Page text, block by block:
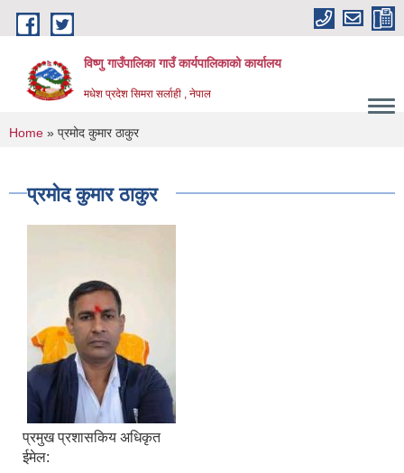
Skip to main content
विष्णु गाउँपालिका गाउँ कार्यपालिकाको कार्यालय
मधेश प्रदेश सिमरा सर्लाही , नेपाल
You are here
Home » प्रमोद कुमार ठाकुर
प्रमोद कुमार ठाकुर
प्रमुख प्रशासकिय अधिकृत
ईमेल: